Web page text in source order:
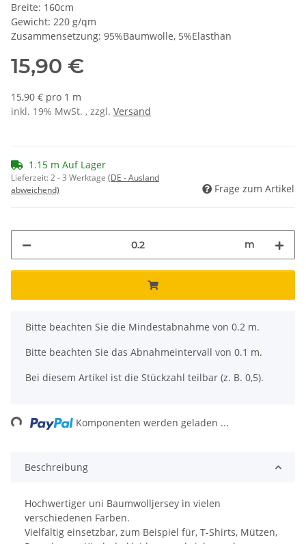
Breite: 160cm
Gewicht: 220 g/qm
Zusammensetzung: 95%Baumwolle, 5%Elasthan
15,90 €
15,90 € pro 1 m
inkl. 19% MwSt. , zzgl. Versand
1.15 m Auf Lager
Lieferzeit:2 - 3 Werktage (DE - Ausland
abweichend)
Frage zum Artikel
m
x
Bitte beachten Sie die Mindestabnahme von 0.2 m.
Bitte beachten Sie das Abnahmeintervall von 0.1 m.
Bei diesem Artikel ist die Stückzahl teilbar (z. B. 0,5).
Komponenten werden geladen ...
Beschreibung
Hochwertiger uni Baumwolljersey in vielen
verschiedenen Farben.
Vielfältig einsetzbar, zum Beispiel für, T-Shirts, Mützen,